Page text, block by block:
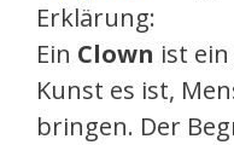
Erklärung:
Ein Clown ist
Kunst es ist,
bringen. Der